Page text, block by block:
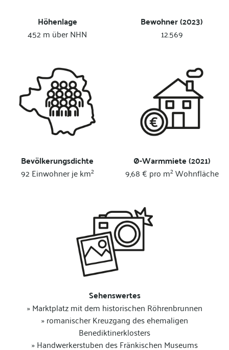
Höhenlage
452 m über NHN
Bewohner (2023)
12.569
Bevölkerungsdichte
92 Einwohner je km2
Ø-Warmmiete (2021)
9,68 € pro m2Wohnfläche
Sehenswertes
»Marktplatz mit dem historischen Röhrenbrunnen
» romanischer Kreuzgang des ehemaligen
Benediktinerklosters
» Handwerkerstuben des Fränkischen Museums